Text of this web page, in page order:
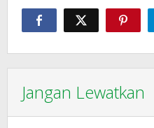
Jangan Lewatkan